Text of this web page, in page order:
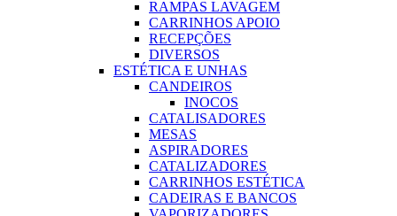
RAMPAS LAVAGEM
CARRINHOS APOIO
RECEPÇÕES
DIVERSOS
ESTÉTICA E UNHAS
CANDEIROS
INOCOS
CATALISADORES
MESAS
ASPIRADORES
CATALIZADORES
CARRINHOS ESTÉTICA
CADEIRAS E BANCOS